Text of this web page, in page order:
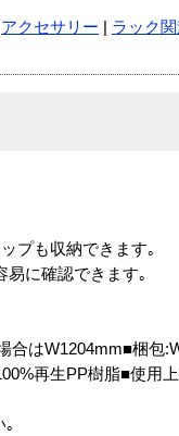
アクセサリー ラック
プも収納できます｡
易に確認できます｡
はW1204mm■梱包
再生PP樹脂■使用
｡